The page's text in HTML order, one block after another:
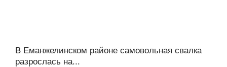
В Еманжелинском районе самовольная свалка
разрослась на...